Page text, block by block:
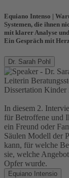
Equiano Intenso |
Systemen, die ihnen
mit klarer Analyse und
Ein Gespräch mit
Dr. Sarah Pohl
Leiterin
Dissertation
In diesem 2.
für Betroffene und
ein Freund oder
Säulen Modell der
kann, für welche
sie, welche
Opfer wurde.
Equiano Intensio